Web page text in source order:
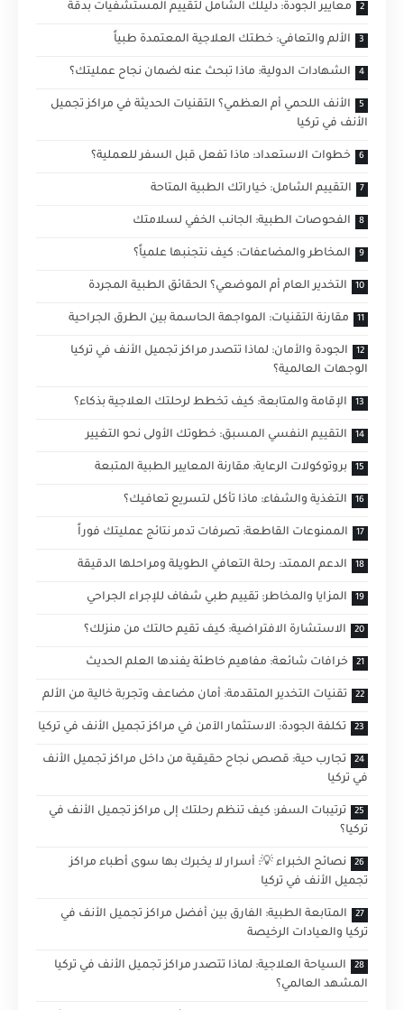
معايير الجودة: دليلك الشامل لتقييم المستشفيات بدقة
الألم والتعافي: خطتك العلاجية المعتمدة طبياً
الشهادات الدولية: ماذا تبحث عنه لضمان نجاح عمليتك؟
الأنف اللحمي أم العظمي؟ التقنيات الحديثة في مراكز تجميل
الأنف في تركيا
خطوات الاستعداد: ماذا تفعل قبل السفر للعملية؟
التقييم الشامل: خياراتك الطبية المتاحة
الفحوصات الطبية: الجانب الخفي لسلامتك
المخاطر والمضاعفات: كيف نتجنبها علمياً؟
التخدير العام أم الموضعي؟ الحقائق الطبية المجردة
مقارنة التقنيات: المواجهة الحاسمة بين الطرق الجراحية
الجودة والأمان: لماذا تتصدر مراكز تجميل الأنف في تركيا
الوجهات العالمية؟
الإقامة والمتابعة: كيف تخطط لرحلتك العلاجية بذكاء؟
التقييم النفسي المسبق: خطوتك الأولى نحو التغيير
بروتوكولات الرعاية: مقارنة المعايير الطبية المتبعة
التغذية والشفاء: ماذا تأكل لتسريع تعافيك؟
الممنوعات القاطعة: تصرفات تدمر نتائج عمليتك فوراً
الدعم الممتد: رحلة التعافي الطويلة ومراحلها الدقيقة
المزايا والمخاطر: تقييم طبي شفاف للإجراء الجراحي
الاستشارة الافتراضية: كيف تقيم حالتك من منزلك؟
خرافات شائعة: مفاهيم خاطئة يفندها العلم الحديث
تقنيات التخدير المتقدمة: أمان مضاعف وتجربة خالية من الألم
تكلفة الجودة: الاستثمار الآمن في مراكز تجميل الأنف في تركيا
تجارب حية: قصص نجاح حقيقية من داخل مراكز تجميل الأنف
في تركيا
ترتيبات السفر: كيف تنظم رحلتك إلى مراكز تجميل الأنف في
تركيا؟
نصائح الخبراء 💡: أسرار لا يخبرك بها سوى أطباء مراكز
تجميل الأنف في تركيا
المتابعة الطبية: الفارق بين أفضل مراكز تجميل الأنف في
تركيا والعيادات الرخيصة
السياحة العلاجية: لماذا تتصدر مراكز تجميل الأنف في تركيا
المشهد العالمي؟